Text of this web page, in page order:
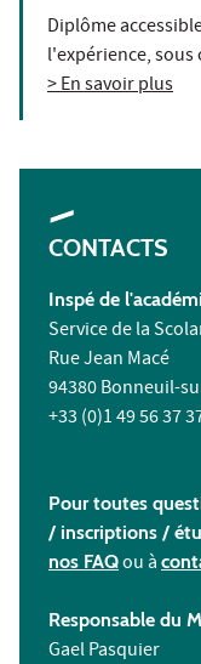
Diplôme
l'expérience,
> En savoir plus
CONTACTS
Inspé de
Service de la
Rue Jean Macé
94380 Bonneuil-
+33 (0)1 49 56 37
Pour toutes
/ inscriptions /
nos FAQou à
Responsable du
Gael Pasquier